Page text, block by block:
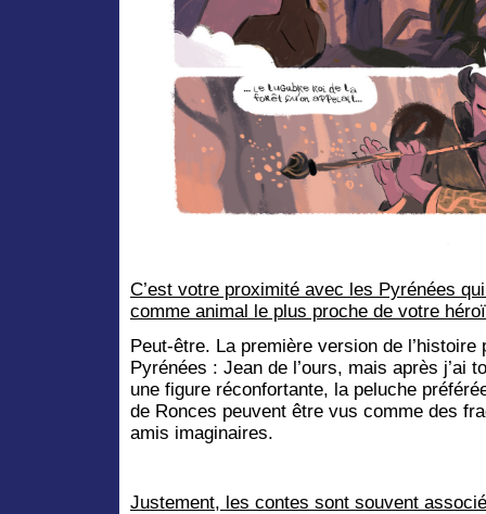
C’est votre proximité avec les Pyrénées
comme animal le plus proche de votre
Peut-être. La première version de
Pyrénées : Jean de l’ours, mais après j’ai
une figure réconfortante, la peluche
de Ronces peuvent être vus comme des
amis imaginaires.
Justement, les contes sont souvent